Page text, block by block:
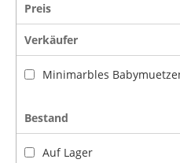
Preis
Verkäufer
Minimarbles
Bestand
Auf Lager